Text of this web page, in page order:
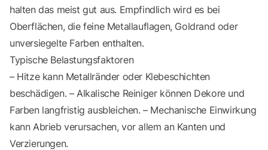
halten das meist gut aus. Empfindlich wird es bei
Oberflächen, die feine Metallauflagen, Goldrand oder
unversiegelte Farben enthalten.
Typische Belastungsfaktoren
– Hitze kann Metallränder oder Klebeschichten
beschädigen. – Alkalische Reiniger können Dekore und
Farben langfristig ausbleichen. – Mechanische Einwirkung
kann Abrieb verursachen, vor allem an Kanten und
Verzierungen.